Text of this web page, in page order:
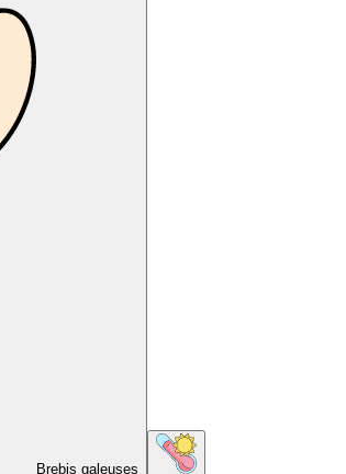
Brebis galeuses